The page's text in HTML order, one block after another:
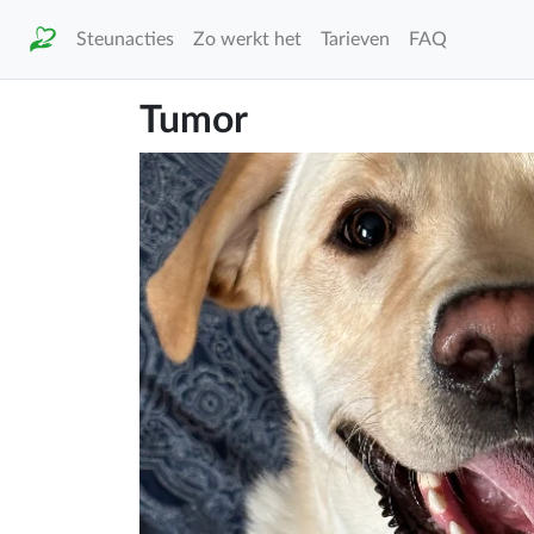
Steunacties Zo werkt het Tarieven FAQ
Tumor